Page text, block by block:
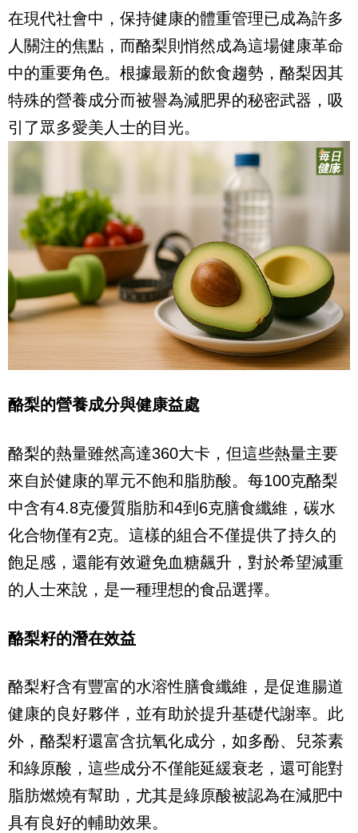
在現代社會中，保持健康的體重管理已成為許多
人關注的焦點，而酪梨則悄然成為這場健康革命
中的重要角色。根據最新的飲食趨勢，酪梨因其
特殊的營養成分而被譽為減肥界的秘密武器，吸
引了眾多愛美人士的目光。
酪梨的營養成分與健康益處
酪梨的熱量雖然高達360大卡，但這些熱量主要
來自於健康的單元不飽和脂肪酸。每100克酪梨
中含有4.8克優質脂肪和4到6克膳食纖維，碳水
化合物僅有2克。這樣的組合不僅提供了持久的
飽足感，還能有效避免血糖飆升，對於希望減重
的人士來說，是一種理想的食品選擇。
酪梨籽的潛在效益
酪梨籽含有豐富的水溶性膳食纖維，是促進腸道
健康的良好夥伴，並有助於提升基礎代謝率。此
外，酪梨籽還富含抗氧化成分，如多酚、兒茶素
和綠原酸，這些成分不僅能延緩衰老，還可能對
脂肪燃燒有幫助，尤其是綠原酸被認為在減肥中
具有良好的輔助效果。